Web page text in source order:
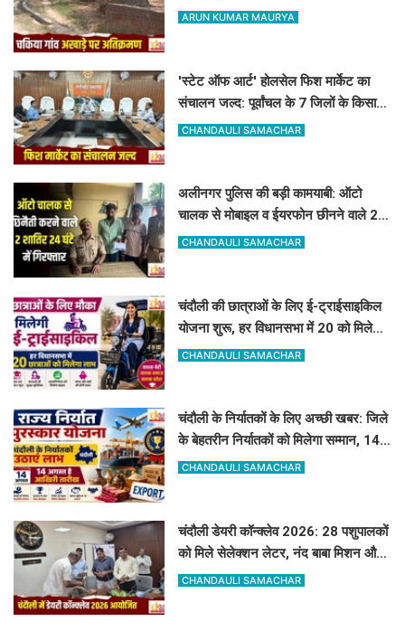
खेल का मैदान
ARUN KUMAR MAURYA
'स्टेट ऑफ आर्ट' होलसेल फिश मार्केट का
संचालन जल्द: पूर्वांचल के 7 जिलों के किसान
जुड़ेंगे चंदौली फिश मार्केट से
CHANDAULI SAMACHAR
अलीनगर पुलिस की बड़ी कामयाबी: ऑटो
चालक से मोबाइल व ईयरफोन छीनने वाले 2
अभियुक्त 24 घंटे में गिरफ्तार
CHANDAULI SAMACHAR
चंदौली की छात्राओं के लिए ई-ट्राईसाइकिल
योजना शुरू, हर विधानसभा में 20 को मिलेगा
लाभ
CHANDAULI SAMACHAR
चंदौली के निर्यातकों के लिए अच्छी खबर: जिले
के बेहतरीन निर्यातकों को मिलेगा सम्मान, 14
अगस्त तक करें आवेदन
CHANDAULI SAMACHAR
चंदौली डेयरी कॉन्क्लेव 2026: 28 पशुपालकों
को मिले सेलेक्शन लेटर, नंद बाबा मिशन और
स्वदेशी गौ-संवर्धन योजना के लिए दिए गए
CHANDAULI SAMACHAR